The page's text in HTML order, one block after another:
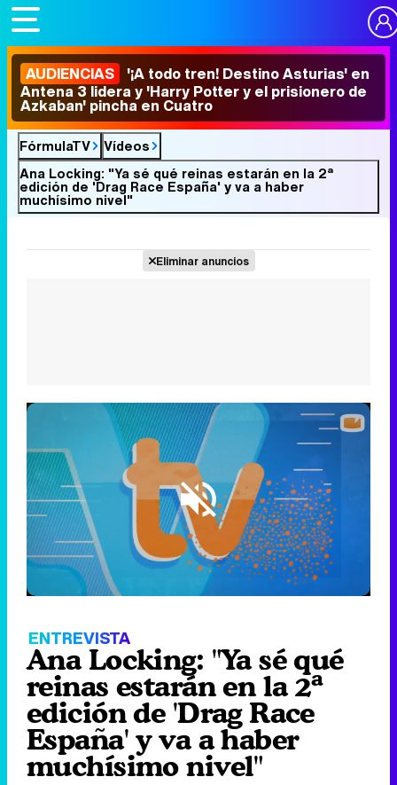
AUDIENCIAS '¡A todo tren! Destino Asturias' en
Antena 3 lidera y 'Harry Potter y el prisionero de
Azkaban' pincha en Cuatro
FórmulaTV
Vídeos
Ana Locking: "Ya sé qué reinas estarán en la 2ª
edición de 'Drag Race España' y va a haber
muchísimo nivel"
Eliminar anuncios
Unmute /
Loaded:
18.57%
ENTREVISTA
Ana Locking: "Ya sé qué
reinas estarán en la 2ª
edición de 'Drag Race
España' y va a haber
muchísimo nivel"